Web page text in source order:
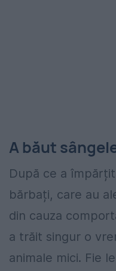
A băut
După ce a
bărbați, care au
din cauza
a trăit singur o
animale mici. Fie